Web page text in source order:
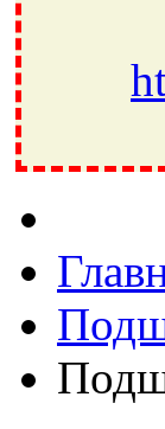
Ивантеевка,